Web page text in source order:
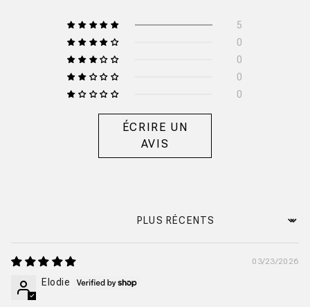
5
0
0
0
0
ÉCRIRE UN
AVIS
Sort by
03/23/2026
Elodie